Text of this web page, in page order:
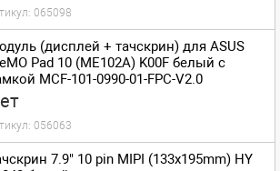
065098
(дисплей + тачскрин) для ASUS
Pad 10 (ME102A) K00F белый с
MCF-101-0990-01-FPC-V2.0
056063
7.9" 10 pin MIPI (133x195mm) HY